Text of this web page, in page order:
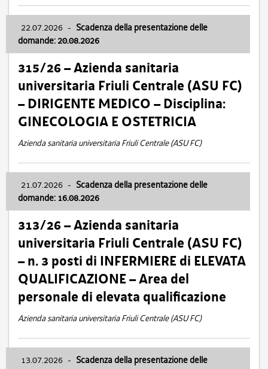
22.07.2026 - Scadenza della presentazione delle
domande: 20.08.2026
315/26 – Azienda sanitaria
universitaria Friuli Centrale (ASU FC)
– DIRIGENTE MEDICO – Disciplina:
GINECOLOGIA E OSTETRICIA
Azienda sanitaria universitaria Friuli Centrale (ASU FC)
21.07.2026 - Scadenza della presentazione delle
domande: 16.08.2026
313/26 – Azienda sanitaria
universitaria Friuli Centrale (ASU FC)
– n. 3 posti di INFERMIERE di ELEVATA
QUALIFICAZIONE – Area del
personale di elevata qualificazione
Azienda sanitaria universitaria Friuli Centrale (ASU FC)
13.07.2026 - Scadenza della presentazione delle